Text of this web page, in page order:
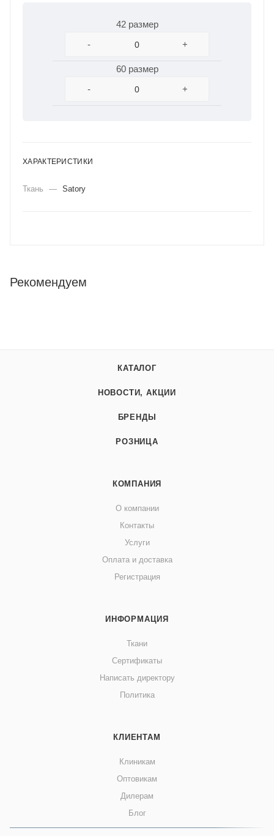
42 размер
-
+
60 размер
-
+
ХАРАКТЕРИСТИКИ
Ткань — Satory
Рекомендуем
КАТАЛОГ
НОВОСТИ, АКЦИИ
БРЕНДЫ
РОЗНИЦА
КОМПАНИЯ
О компании
Контакты
Услуги
Оплата и доставка
Регистрация
ИНФОРМАЦИЯ
Ткани
Сертификаты
Написать директору
Политика
КЛИЕНТАМ
Клиникам
Оптовикам
Дилерам
Блог